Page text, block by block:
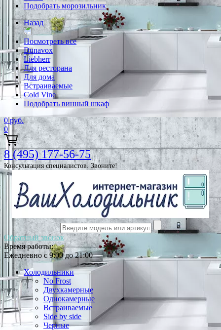
Подобрать морозильник
Назад
Посмотреть все
Dunavox
Liebherr
Для ресторана
Для дома
Встраиваемые
Cold Vine
Подобрать винный шкаф
0 руб.
0
8 (495) 177-56-75
Консультация специалистов. Звоните!
Обратный звонок
Время работы:
Ежедневно с 9:00 до 21:00
Холодильники
No Frost
Двухкамерные
Однокамерные
Встраиваемые
Side by side
Черные